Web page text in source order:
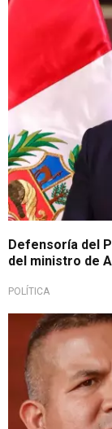
Defensoría del
del ministro de
POLÍTICA